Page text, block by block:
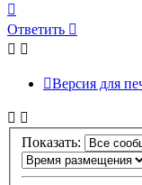
к
началу
Ответить
Версия для
Показать: